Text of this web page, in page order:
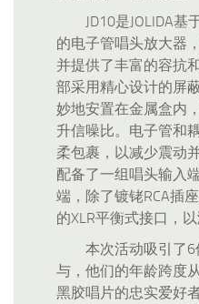
JD10是JOLIDA
的电子管唱头放大器
并提供了丰富的容抗
部采用精心设计的屏
妙地安置在金属盒内
升信噪比。电子管和
柔包裹，以减少震动
配备了一组唱头输入
端，除了镀铑RCA插
的XLR平衡式接口，
本次活动吸引了
与，他们的年龄跨度
黑胶唱片的忠实爱好